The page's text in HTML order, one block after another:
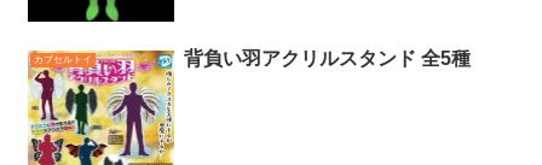
カプセルトイ 背負い羽アクリルスタンド 全5種